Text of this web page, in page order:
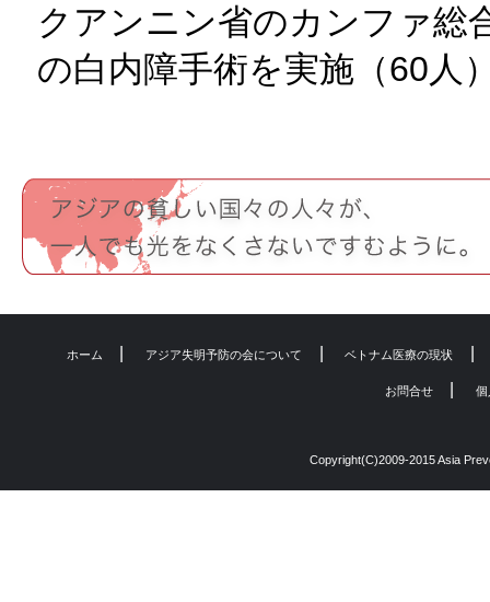
クアンニン省のカンファ総
の白内障手術を実施（60人
ホーム アジア失明予防の会について ベトナム医療の現状
お問合せ 個
Copyright(C)2009-2015 Asia